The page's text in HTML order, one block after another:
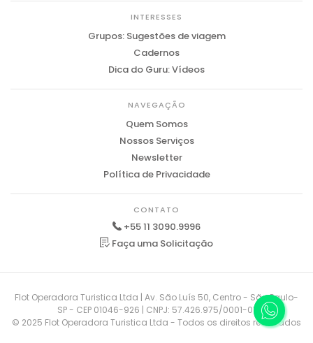
INTERESSES
Grupos: Sugestões de viagem
Cadernos
Dica do Guru: Vídeos
NAVEGAÇÃO
Quem Somos
Nossos Serviços
Newsletter
Política de Privacidade
CONTATO
+55 11 3090.9996
Faça uma Solicitação
Flot Operadora Turistica Ltda | Av. São Luís 50, Centro - São Paulo-
SP - CEP 01046-926 | CNPJ: 57.426.975/0001-01
© 2025 Flot Operadora Turistica Ltda - Todos os direitos reservados